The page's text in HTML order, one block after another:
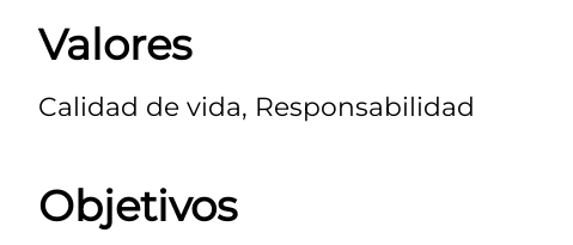
Valores
Calidad de vida, Responsabilidad
Objetivos